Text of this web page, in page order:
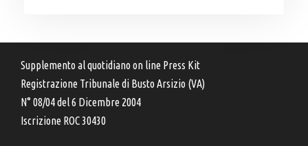
Supplemento al quotidiano on line Press Kit
Registrazione Tribunale di Busto Arsizio (VA)
N° 08/04 del 6 Dicembre 2004
Iscrizione ROC 30430